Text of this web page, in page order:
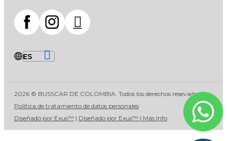
2026 © BUSSCAR DE COLOMBIA. Todos los derechos resevados
Política de tratamiento de datos personales
Diseñado por Exus™ | Diseñado por Exus™ | Más Info